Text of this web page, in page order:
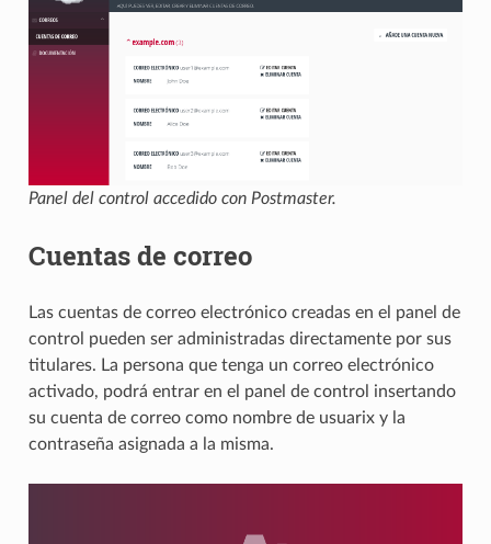
Panel del control accedido con Postmaster.
Cuentas de correo
Las cuentas de correo electrónico creadas en el panel de
control pueden ser administradas directamente por sus
titulares. La persona que tenga un correo electrónico
activado, podrá entrar en el panel de control insertando
su cuenta de correo como nombre de usuarix y la
contraseña asignada a la misma.